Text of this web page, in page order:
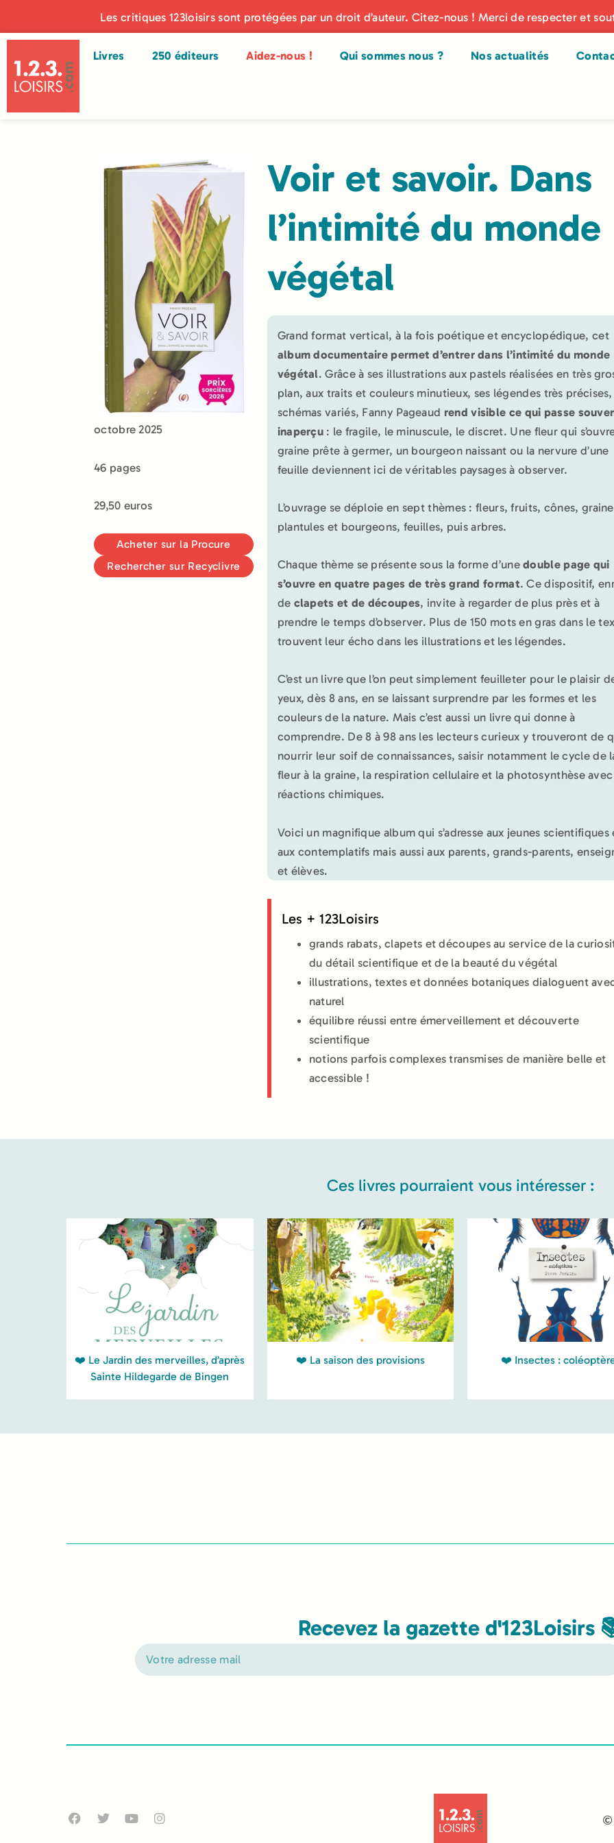
Les critiques 123loisirs sont protégées par un droit d’auteur. Citez-nous ! Merci de respecter et
Livres 250 éditeurs Aidez-nous ! Qui sommes nous ? Nos actualités
octobre 2025
46 pages
29,50 euros
Acheter sur la Procure
Rechercher sur Recyclivre
Voir et savoir. Dans
l’intimité du monde
végétal
Grand format vertical, à la fois poétique et encyclopédique, cet
album documentaire permet d’entrer dans l’intimité du monde
végétal. Grâce à ses illustrations aux pastels réalisées en très
plan, aux traits et couleurs minutieux, ses légendes très précises,
schémas variés, Fanny Pageaud rend visible ce qui passe
inaperçu : le fragile, le minuscule, le discret. Une fleur qui
graine prête à germer, un bourgeon naissant ou la nervure d’une
feuille deviennent ici de véritables paysages à observer.
L’ouvrage se déploie en sept thèmes : fleurs, fruits, cônes,
plantules et bourgeons, feuilles, puis arbres.
Chaque thème se présente sous la forme d’unedouble page qui
s’ouvre en quatre pages de très grand format. Ce dispositif,
de clapets et de découpes, invite à regarder de plus près et à
prendre le temps d’observer. Plus de 150 mots en gras dans le
trouvent leur écho dans les illustrations et les légendes.
C’est un livre que l’on peut simplement feuilleter pour le plaisir
yeux, dès 8 ans, en se laissant surprendre par les formes et les
couleurs de la nature. Mais c’est aussi un livre qui donne à
comprendre. De 8 à 98 ans les lecteurs curieux y trouveront de
nourrir leur soif de connaissances, saisir notamment le cycle de
fleur à la graine, la respiration cellulaire et la photosynthèse
réactions chimiques.
Voici un magnifique album qui s’adresse aux jeunes scientifiques
aux contemplatifs mais aussi aux parents, grands-parents,
et élèves.
Les + 123Loisirs
grands rabats, clapets et découpes au service de la
du détail scientifique et de la beauté du végétal
illustrations, textes et données botaniques dialoguent
naturel
équilibre réussi entre émerveillement et découverte
scientifique
notions parfois complexes transmises de manière belle et
accessible !
Ces livres pourraient vous intéresser :
❤️ Le Jardin des merveilles, d’après
Sainte Hildegarde de Bingen
❤️ La saison des provisions ❤️ Insectes :
Recevez la gazette d'123Loisirs